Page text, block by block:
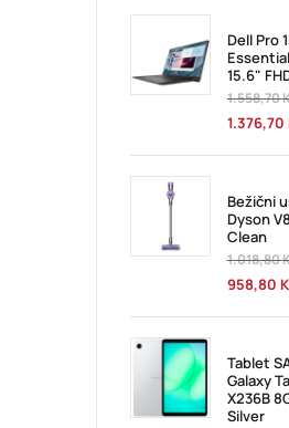
Dell Pro
15.6"
1.558,70
1.376,70
Bežični
Dyson
Clean
1.018,80
958,80
Tablet
Galaxy
X236B
Silver